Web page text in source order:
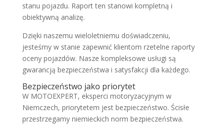
stanu pojazdu. Raport ten stanowi kompletną i
obiektywną analizę.
Dzięki naszemu wieloletniemu doświadczeniu,
jesteśmy w stanie zapewnić klientom rzetelne raporty
oceny pojazdów. Nasze kompleksowe usługi są
gwarancją bezpieczeństwa i satysfakcji dla każdego.
Bezpieczeństwo jako priorytet
W MOTOEXPERT, eksperci motoryzacyjnym w
Niemczech, priorytetem jest bezpieczeństwo. Ścisłe
przestrzegamy niemieckich norm bezpieczeństwa.